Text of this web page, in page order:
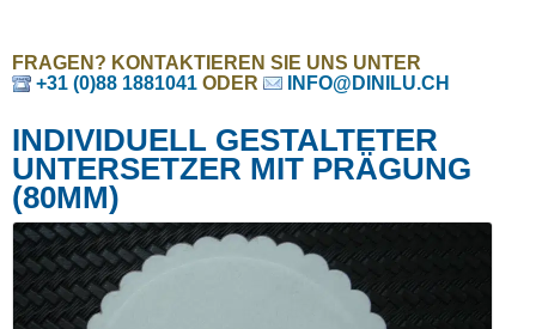
FRAGEN? KONTAKTIEREN SIE UNS UNTER
+31 (0)88 1881041 ODER INFO@DINILU.CH
INDIVIDUELL GESTALTETER
UNTERSETZER MIT PRÄGUNG
(80MM)